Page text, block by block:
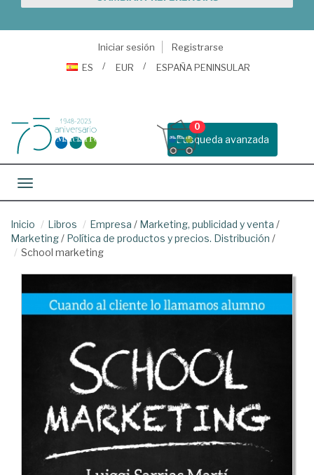
Iniciar sesión
Registrarse
ES
EUR ESPAÑA PENINSULAR
Busqueda avanzada
0
Toggle navigation
Inicio Libros Empresa / Marketing, publicidad y venta /
Marketing/ Política de productos y precios. Distribución /
School marketing